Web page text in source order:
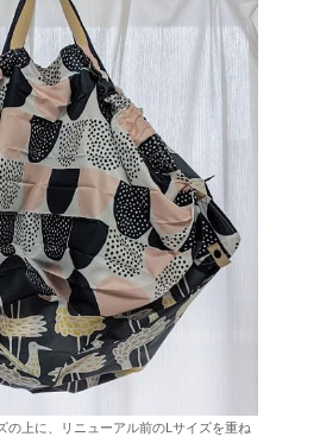
の上に、リニューアル前のLサイズを重ね